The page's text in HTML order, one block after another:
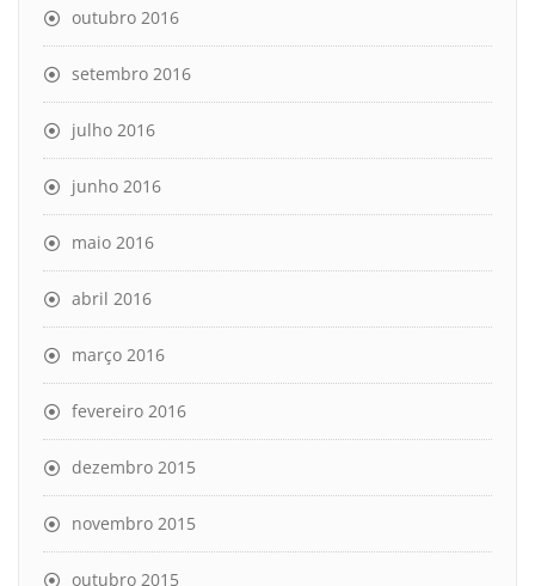
outubro 2016
setembro 2016
julho 2016
junho 2016
maio 2016
abril 2016
março 2016
fevereiro 2016
dezembro 2015
novembro 2015
outubro 2015